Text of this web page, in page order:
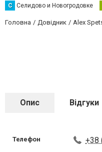
С Селидово и Новогродовке
Головна Довідник Alex
Опис Відгуки
Телефон +38